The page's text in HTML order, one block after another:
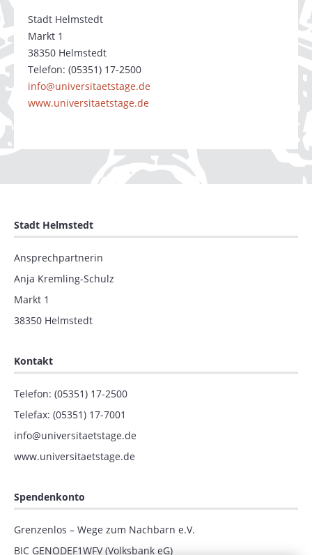
Stadt Helmstedt
Markt 1
38350 Helmstedt
Telefon: (05351) 17-2500
info@universitaetstage.de
www.universitaetstage.de
Stadt Helmstedt
Ansprechpartnerin
Anja Kremling-Schulz
Markt 1
38350 Helmstedt
Kontakt
Telefon: (05351) 17-2500
Telefax: (05351) 17-7001
info@universitaetstage.de
www.universitaetstage.de
Spendenkonto
Grenzenlos – Wege zum Nachbarn e.V.
BIC GENODEF1WFV (Volksbank eG)